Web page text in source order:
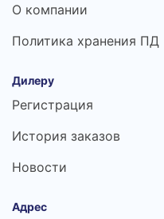
О компании
Политика хранения ПД
Дилеру
Регистрация
История заказов
Новости
Адрес